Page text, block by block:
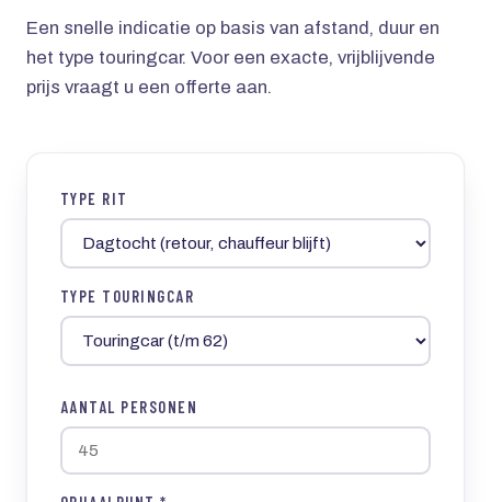
Een snelle indicatie op basis van afstand, duur en
het type touringcar. Voor een exacte, vrijblijvende
prijs vraagt u een offerte aan.
TYPE RIT
TYPE TOURINGCAR
AANTAL PERSONEN